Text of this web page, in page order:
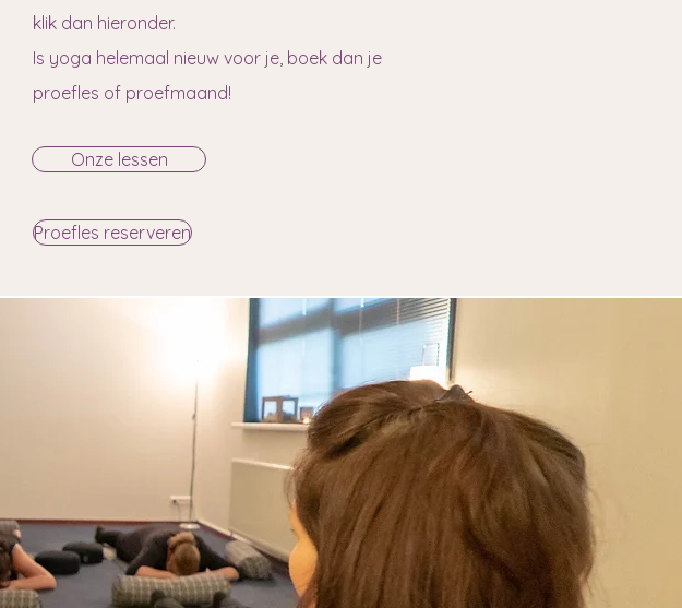
klik dan hieronder.
Is yoga helemaal nieuw voor je, boek dan je
proefles of proefmaand!
Onze lessen
Proefles reserveren